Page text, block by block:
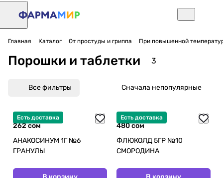
Главная Каталог От простуды и гриппа При повышенной
Порошки и таблетки 3
Все фильтры Сначала непопулярные
Есть доставка
262 сом
АНАКОСИНУМ 1Г №6
ГРАНУЛЫ
Есть доставка
480 сом
ФЛЮКОЛД 5ГР №10
СМОРОДИНА